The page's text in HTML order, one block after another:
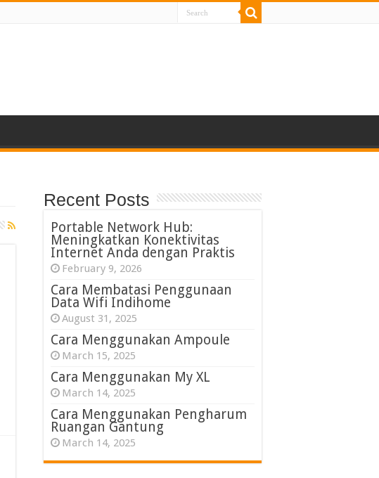
Recent Posts
Portable Network Hub:
Meningkatkan Konektivitas
Internet Anda dengan Praktis
February 9, 2026
Cara Membatasi Penggunaan
Data Wifi Indihome
August 31, 2025
Cara Menggunakan Ampoule
March 15, 2025
Cara Menggunakan My XL
March 14, 2025
Cara Menggunakan Pengharum
Ruangan Gantung
March 14, 2025